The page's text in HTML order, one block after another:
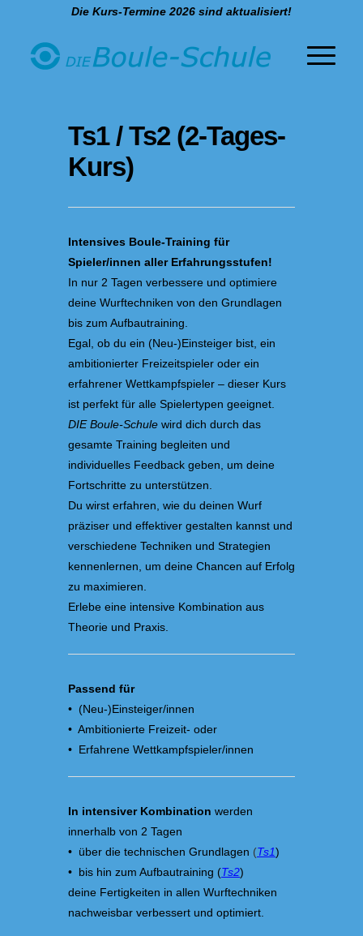
Die Kurs-Termine 2026 sind aktualisiert!
Ts1 / Ts2 (2-Tages-
Kurs)
Intensives Boule-Training für
Spieler/innen aller Erfahrungsstufen!
In nur 2 Tagen verbessere und optimiere
deine Wurftechniken von den Grundlagen
bis zum Aufbautraining.
Egal, ob du ein (Neu-)Einsteiger bist, ein
ambitionierter Freizeitspieler oder ein
erfahrener Wettkampfspieler – dieser Kurs
ist perfekt für alle Spielertypen geeignet.
DIE Boule-Schule wird dich durch das
gesamte Training begleiten und
individuelles Feedback geben, um deine
Fortschritte zu unterstützen.
Du wirst erfahren, wie du deinen Wurf
präziser und effektiver gestalten kannst und
verschiedene Techniken und Strategien
kennenlernen, um deine Chancen auf Erfolg
zu maximieren.
Erlebe eine intensive Kombination aus
Theorie und Praxis.
Passend für
• (Neu-)Einsteiger/innen
• Ambitionierte Freizeit- oder
• Erfahrene Wettkampfspieler/innen
In intensiver Kombination werden
innerhalb von 2 Tagen
• über die technischen Grundlagen (Ts1)
• bis hin zum Aufbautraining (Ts2)
deine Fertigkeiten in allen Wurftechniken
nachweisbar verbessert und optimiert.